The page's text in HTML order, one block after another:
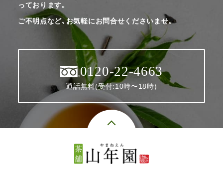
っております。
ご不明点など、お気軽にお問合せくださいませ。
0120-22-4663
通話無料(受付:10時〜18時)